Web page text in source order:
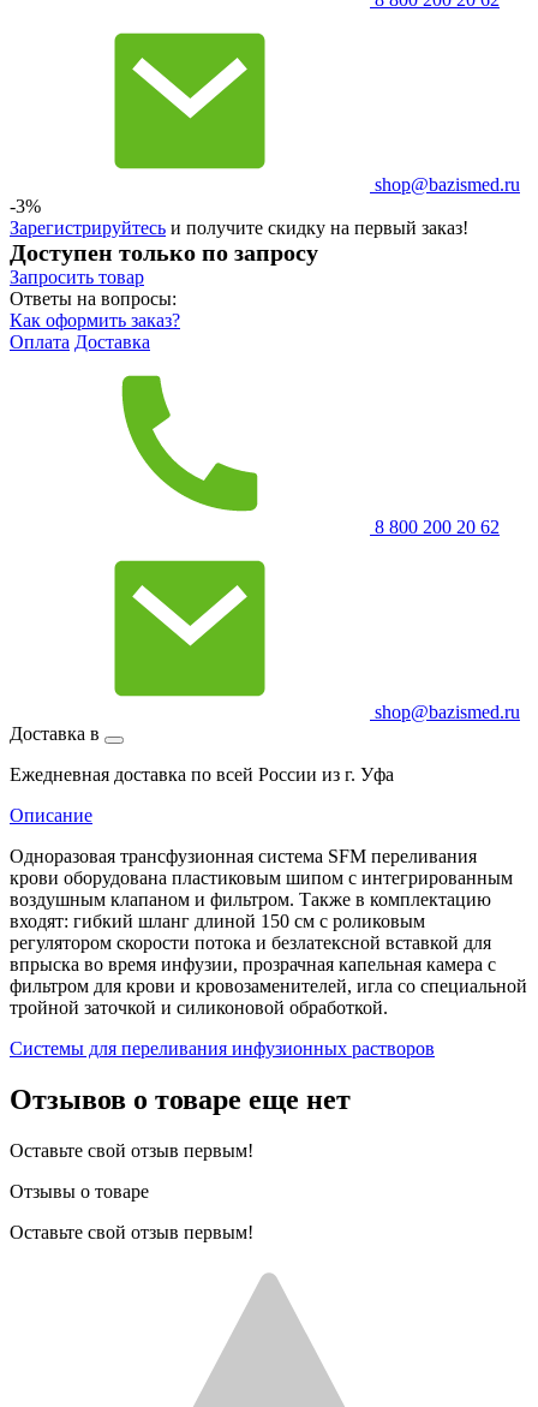
shop@bazismed.ru
-3%
Зарегистрируйтесь и получите скидку на первый заказ!
Доступен только по запросу
Запросить товар
Ответы на вопросы:
Как оформить заказ?
Оплата Доставка
8 800 200 20 62
shop@bazismed.ru
Доставка в
Ежедневная доставка по всей России из г. Уфа
Описание
Одноразовая трансфузионная система SFM переливания
крови оборудована пластиковым шипом с интегрированным
воздушным клапаном и фильтром. Также в комплектацию
входят: гибкий шланг длиной 150 см с роликовым
регулятором скорости потока и безлатексной вставкой для
впрыска во время инфузии, прозрачная капельная камера с
фильтром для крови и кровозаменителей, игла со специальной
тройной заточкой и силиконовой обработкой.
Системы для переливания инфузионных растворов
Отзывов о товаре еще нет
Оставьте свой отзыв первым!
Отзывы о товаре
Оставьте свой отзыв первым!